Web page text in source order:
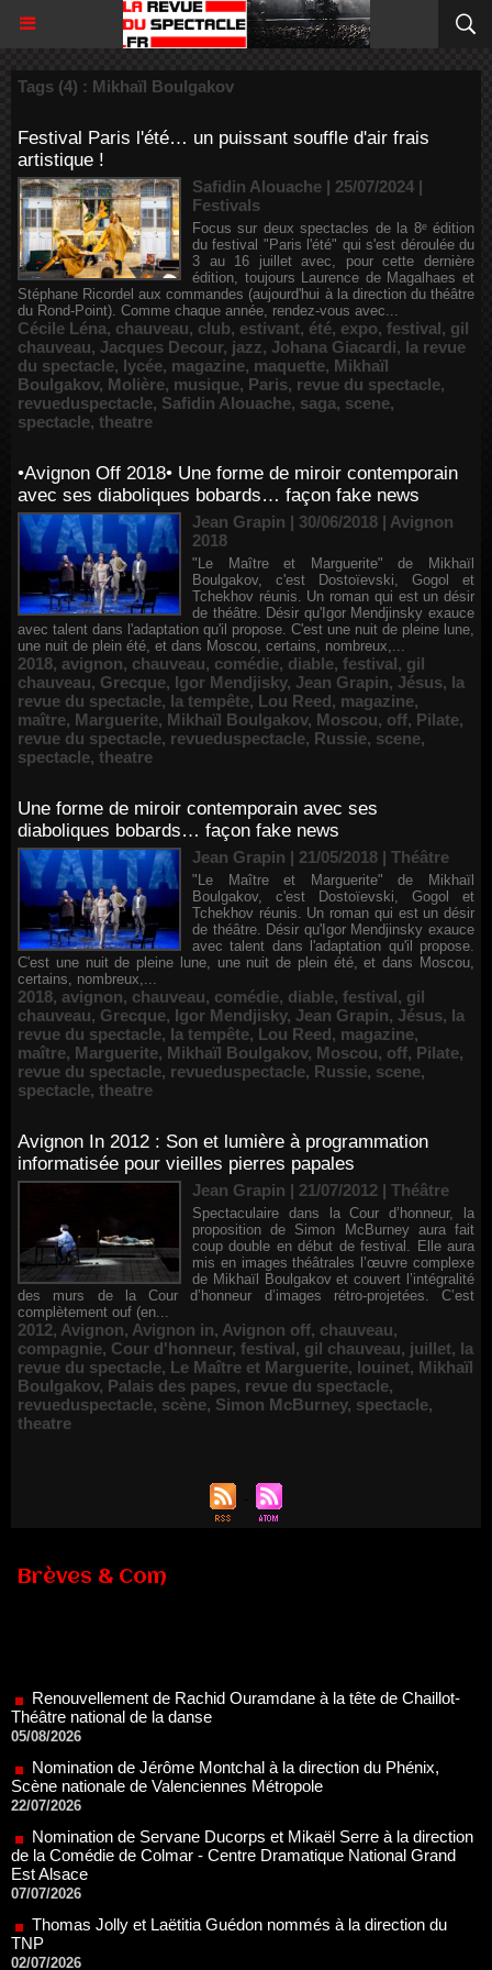
Tags (4) : Mikhaïl Boulgakov
Festival Paris l'été… un puissant souffle d'air frais
artistique !
Safidin Alouache | 25/07/2024 |
Festivals
Focus sur deux spectacles de la 8ᵉ édition
du festival "Paris l'été" qui s'est déroulée du
3 au 16 juillet avec, pour cette dernière
édition, toujours Laurence de Magalhaes et
Stéphane Ricordel aux commandes (aujourd'hui à la direction du théâtre
du Rond-Point). Comme chaque année, rendez-vous avec...
Cécile Léna, chauveau, club, estivant, été, expo, festival, gil
chauveau, Jacques Decour, jazz, Johana Giacardi, la revue
du spectacle, lycée, magazine, maquette, Mikhaïl
Boulgakov, Molière, musique, Paris, revue du spectacle,
revueduspectacle, Safidin Alouache, saga, scene,
spectacle, theatre
•Avignon Off 2018• Une forme de miroir contemporain
avec ses diaboliques bobards… façon fake news
Jean Grapin | 30/06/2018 | Avignon
2018
"Le Maître et Marguerite" de Mikhaïl
Boulgakov, c'est Dostoïevski, Gogol et
Tchekhov réunis. Un roman qui est un désir
de théâtre. Désir qu'Igor Mendjinsky exauce
avec talent dans l'adaptation qu'il propose. C'est une nuit de pleine lune,
une nuit de plein été, et dans Moscou, certains, nombreux,...
2018, avignon, chauveau, comédie, diable, festival, gil
chauveau, Grecque, Igor Mendjisky, Jean Grapin, Jésus, la
revue du spectacle, la tempête, Lou Reed, magazine,
maître, Marguerite, Mikhaïl Boulgakov, Moscou, off, Pilate,
revue du spectacle, revueduspectacle, Russie, scene,
spectacle, theatre
Une forme de miroir contemporain avec ses
diaboliques bobards… façon fake news
Jean Grapin | 21/05/2018 | Théâtre
"Le Maître et Marguerite" de Mikhaïl
Boulgakov, c'est Dostoïevski, Gogol et
Tchekhov réunis. Un roman qui est un désir
de théâtre. Désir qu'Igor Mendjinsky exauce
avec talent dans l'adaptation qu'il propose.
C'est une nuit de pleine lune, une nuit de plein été, et dans Moscou,
certains, nombreux,...
2018, avignon, chauveau, comédie, diable, festival, gil
chauveau, Grecque, Igor Mendjisky, Jean Grapin, Jésus, la
revue du spectacle, la tempête, Lou Reed, magazine,
maître, Marguerite, Mikhaïl Boulgakov, Moscou, off, Pilate,
revue du spectacle, revueduspectacle, Russie, scene,
spectacle, theatre
Avignon In 2012 : Son et lumière à programmation
informatisée pour vieilles pierres papales
Jean Grapin | 21/07/2012 | Théâtre
Spectaculaire dans la Cour d’honneur, la
proposition de Simon McBurney aura fait
coup double en début de festival. Elle aura
mis en images théâtrales l’œuvre complexe
de Mikhaïl Boulgakov et couvert l’intégralité
des murs de la Cour d’honneur d’images rétro-projetées. C’est
complètement ouf (en...
2012, Avignon, Avignon in, Avignon off, chauveau,
compagnie, Cour d'honneur, festival, gil chauveau, juillet, la
revue du spectacle, Le Maître et Marguerite, louinet, Mikhaïl
Boulgakov, Palais des papes, revue du spectacle,
revueduspectacle, scène, Simon McBurney, spectacle,
theatre
Brèves & Com
05/08/2026
Nomination de Jérôme Montchal à la direction du Phénix,
Scène nationale de Valenciennes Métropole
22/07/2026
Nomination de Servane Ducorps et Mikaël Serre à la direction
de la Comédie de Colmar - Centre Dramatique National Grand
07/07/2026
Thomas Jolly et Laëtitia Guédon nommés à la direction du
TNP
02/07/2026
Fonds SACD Théâtre : les lauréats 2026
23/06/2026